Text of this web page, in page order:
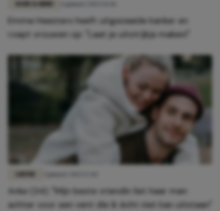
Emma Heesters heeft uitgezaaide kanker en
roept vrouwen op: "Laat je uitstrijkje maken!"
Anke (34): "Mijn beste vriendin liet haar man
achter voor een vent die ik écht niet kan uitstaan"